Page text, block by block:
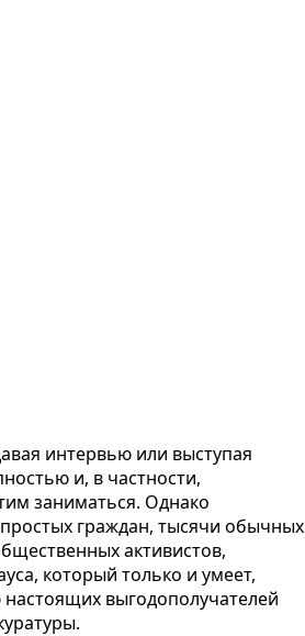
интервью или выступая
и, в частности,
заниматься. Однако
граждан, тысячи обычных
активистов,
который только и умеет,
выгодополучателей